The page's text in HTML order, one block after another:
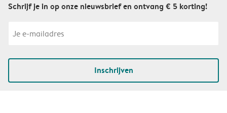
Schrijf je in op onze nieuwsbrief en ontvang € 5 korting!
Inschrijven